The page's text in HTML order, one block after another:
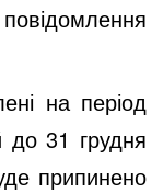
на період
до 31 грудня
припинено